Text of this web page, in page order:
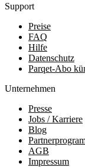
Support
Preise
FAQ
Hilfe
Datenschutz
Parqet-Abo
Unternehmen
Presse
Jobs / Karriere
Blog
AGB
Impressum